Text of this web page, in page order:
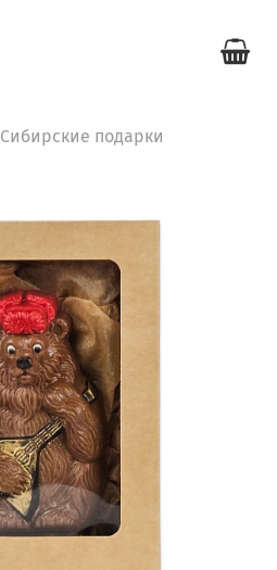
Сибирские подарки